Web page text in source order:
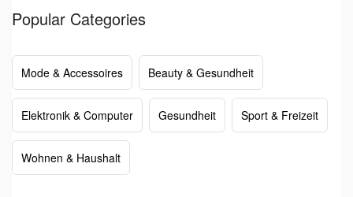
Popular Categories
Mode & Accessoires Beauty & Gesundheit
Elektronik & Computer Gesundheit Sport & Freizeit
Wohnen & Haushalt